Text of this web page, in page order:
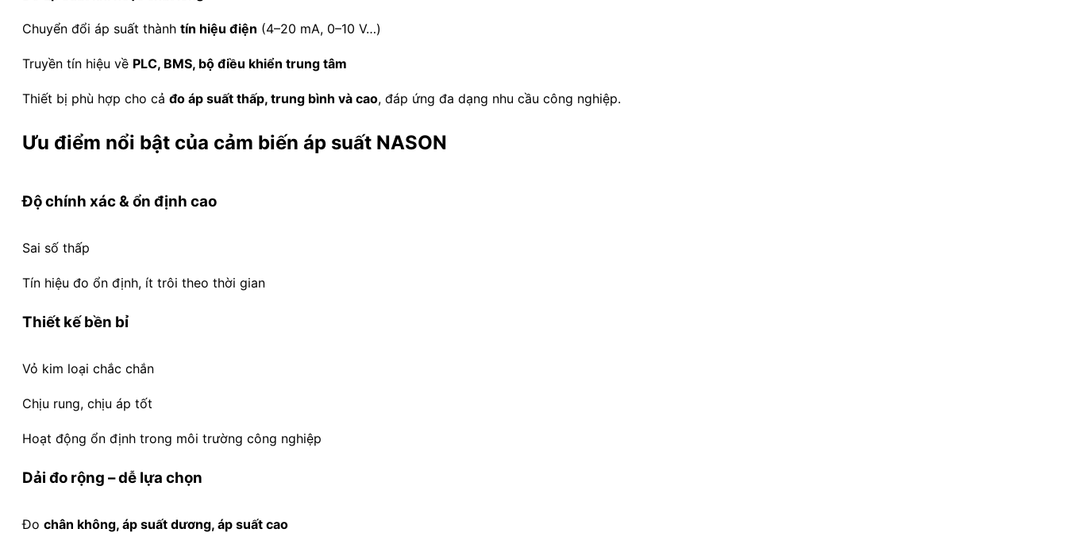
Chuyển đổi áp suất thành tín hiệu điện (4–20 mA, 0–10 V…)
Truyền tín hiệu về PLC, BMS, bộ điều khiển trung tâm
Thiết bị phù hợp cho cả đo áp suất thấp, trung bình và cao, đáp ứng đa dạng nhu cầu công nghiệp.
Ưu điểm nổi bật của cảm biến áp suất NASON
Độ chính xác & ổn định cao
Sai số thấp
Tín hiệu đo ổn định, ít trôi theo thời gian
Thiết kế bền bỉ
Vỏ kim loại chắc chắn
Chịu rung, chịu áp tốt
Hoạt động ổn định trong môi trường công nghiệp
Dải đo rộng – dễ lựa chọn
Đo chân không, áp suất dương, áp suất cao